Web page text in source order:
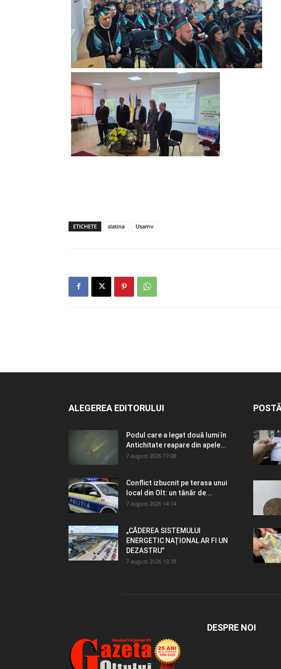
ETICHETE slatina Usamv
ALEGEREA EDITORULUI
Podul care a legat două lumi în
Antichitate reapare din apele...
7 august 2026 17:08
Conflict izbucnit pe terasa unui
local din Olt: un tânăr de...
7 august 2026 14:14
„CĂDEREA SISTEMULUI
ENERGETIC NAȚIONAL AR FI UN
DEZASTRU”
7 august 2026 13:38
DESPRE NOI